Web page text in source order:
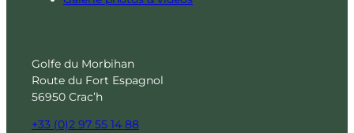
Golfe du Morbihan
Route du Fort Espagnol
56950 Crac’h
+33 (0)2 97 55 14 88